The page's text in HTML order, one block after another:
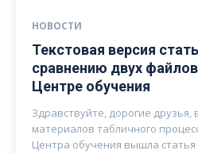
НОВОСТИ
Текстовая версия
сравнению двух
Центре обучения
Здравствуйте, дорогие друзья,
материалов табличного
Центра обучения вышла